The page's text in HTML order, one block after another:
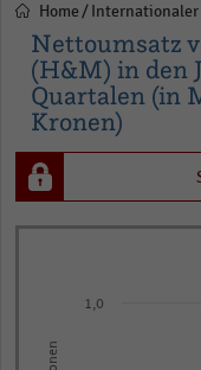
Home Internationaler
Nettoumsatz
(H&M) in den
Quartalen (in
Kronen)
data
1,0